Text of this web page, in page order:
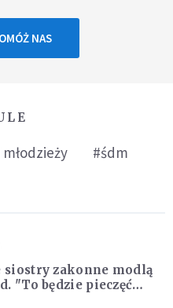
NAS
#śdm
siostry zakonne modlą
"To będzie pieczęć
dla naszej wiary"